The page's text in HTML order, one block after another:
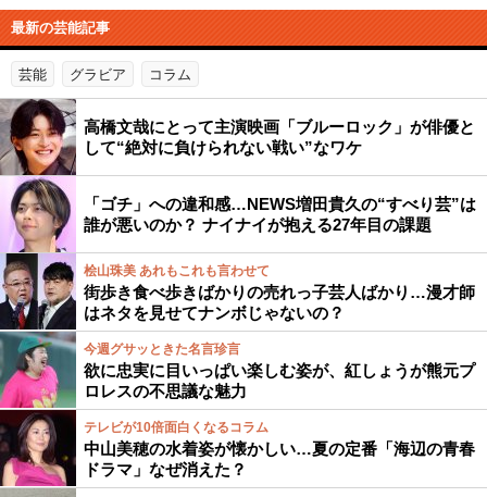
最新の芸能記事
芸能 グラビア コラム
高橋文哉にとって主演映画「ブルーロック」が俳優と
して“絶対に負けられない戦い”なワケ
「ゴチ」への違和感…NEWS増田貴久の“すべり芸”は
誰が悪いのか？ ナイナイが抱える27年目の課題
桧山珠美 あれもこれも言わせて
街歩き食べ歩きばかりの売れっ子芸人ばかり…漫才師
はネタを見せてナンボじゃないの？
今週グサッときた名言珍言
欲に忠実に目いっぱい楽しむ姿が、紅しょうが熊元プ
ロレスの不思議な魅力
テレビが10倍面白くなるコラム
中山美穂の水着姿が懐かしい…夏の定番「海辺の青春
ドラマ」なぜ消えた？